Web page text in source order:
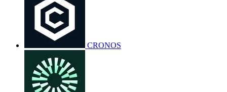
CRONOS